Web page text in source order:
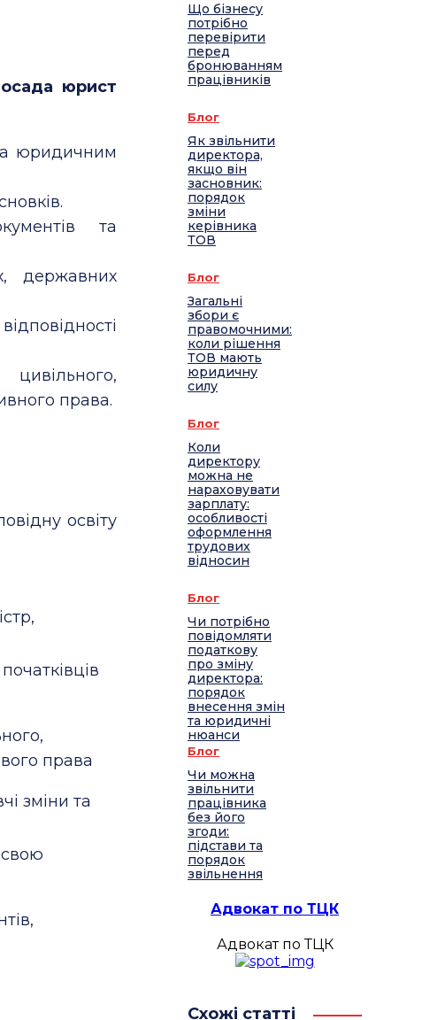
юрист
юридичним
та
державних
права.
освіту
права
зміни та
Що бізнесу
потрібно
перевірити
перед
бронюванням
працівників
Блог
Як звільнити
директора,
якщо він
засновник:
порядок
зміни
керівника
ТОВ
Блог
Загальні
збори є
правомочними:
коли рішення
ТОВ мають
юридичну
силу
Блог
Коли
директору
можна не
нараховувати
зарплату:
особливості
оформлення
трудових
відносин
Блог
Чи потрібно
повідомляти
податкову
про зміну
директора:
порядок
внесення змін
та юридичні
нюанси
Блог
Чи можна
звільнити
працівника
без його
згоди:
підстави та
порядок
звільнення
Адвокат по ТЦК
Адвокат по ТЦК
Схожі статті